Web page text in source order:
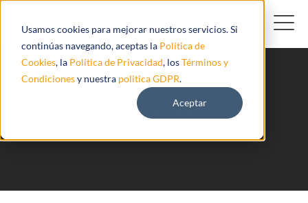
Usamos cookies para mejorar nuestros servicios. Si
continúas navegando, aceptas la Política de
Cookies, la Política de Privacidad, losTérminos y
Condicionesy nuestra politica GDPR.
Aceptar
GL300MA Queclink